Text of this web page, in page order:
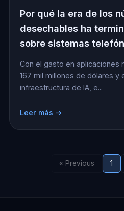
Por qué la era de los
desechables ha
sobre sistemas
Con el gasto en aplicaciones
167 mil millones de dólares y
infraestructura de IA, e...
Leer más →
« Previous 1